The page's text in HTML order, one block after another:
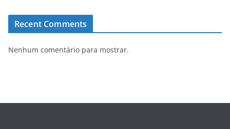
Recent Comments
Nenhum comentário para mostrar.